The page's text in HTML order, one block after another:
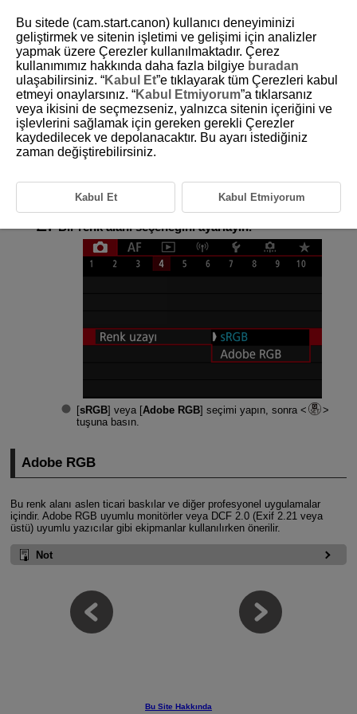
D180-071
Renk Alanı
Yeniden üretilebilir renk aralığına, “renk alanı” denir. Normal çekimde
sRGB kullanmanız önerilir.
Temel Alan modlarında, otomatik olarak [
:Renk uzayı
] seçimi yapın.
Bir renk alanı seçeneğini ayarlayın.
[sRGB] veya [Adobe RGB] seçimi yapın, sonra
tuşuna basın.
Adobe RGB
Bu renk alanı aslen ticari baskılar ve diğer profesyonel uygulamalar
içindir. Adobe RGB uyumlu monitörler veya DCF 2.0 (Exif 2.21 veya
üstü) uyumlu yazıcılar gibi ekipmanlar kullanılırken önerilir.
Not
Bu Site Hakkında
Bu sitede (cam.start.canon) kullanıcı deneyiminizi
geliştirmek ve sitenin işletimi ve gelişimi için analizler
yapmak üzere Çerezler kullanılmaktadır. Çerez
kullanımımız hakkında daha fazla bilgiye buradan
ulaşabilirsiniz. “Kabul Et”e tıklayarak tüm Çerezleri kabul
etmeyi onaylarsınız. “Kabul Etmiyorum”a tıklarsanız
veya ikisini de seçmezseniz, yalnızca sitenin içeriğini ve
işlevlerini sağlamak için gereken gerekli Çerezler
kaydedilecek ve depolanacaktır. Bu ayarı istediğiniz
zaman değiştirebilirsiniz.
Kabul Et Kabul Etmiyorum